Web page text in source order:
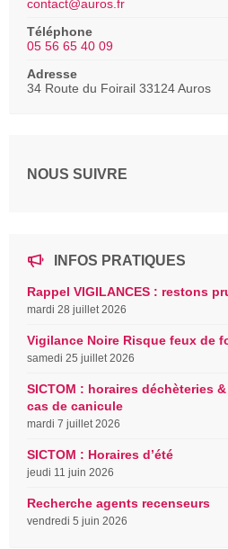
contact@auros.fr
Téléphone
05 56 65 40 09
Adresse
34 Route du Foirail 33124 Auros
NOUS SUIVRE
INFOS PRATIQUES
Rappel VIGILANCES : restons
mardi 28 juillet 2026
Vigilance Noire Risque feux de
samedi 25 juillet 2026
SICTOM : horaires déchèteries
cas de canicule
mardi 7 juillet 2026
SICTOM : Horaires d’été
jeudi 11 juin 2026
Recherche agents recenseurs
vendredi 5 juin 2026